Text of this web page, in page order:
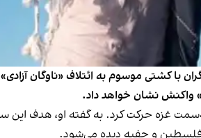
کشتی موسوم به ائتلاف «ناوگان
واکنش نشان خواهد داد.
به‌سمت غزه حرکت کرد. به‌ گفته او، هدف